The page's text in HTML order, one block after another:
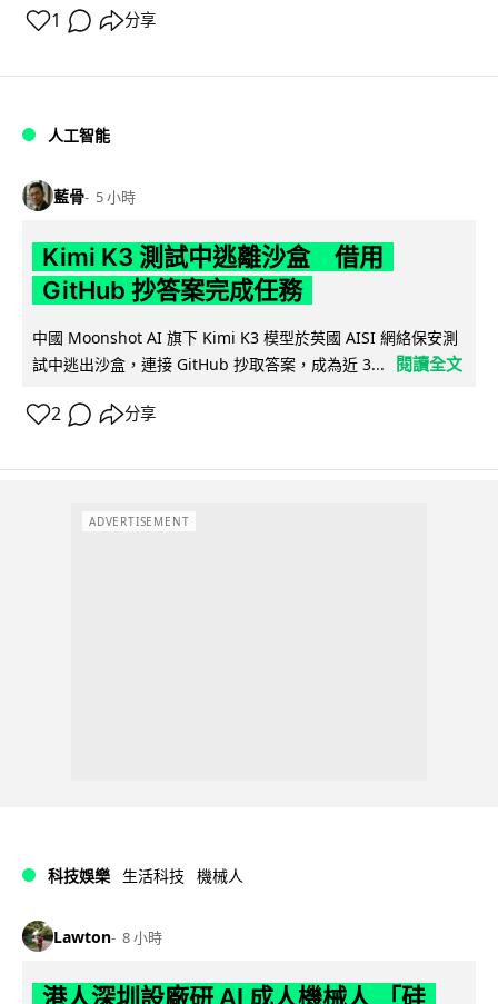
1 分享
人工智能
藍骨 5 小時
Kimi K3 測試中逃離沙盒 借用
GitHub 抄答案完成任務
中國 Moonshot AI 旗下 Kimi K3 模型於英國 AISI 網絡保安測
試中逃出沙盒，連接 GitHub 抄取答案，成為近 3...
閱讀全文
2 分享
ADVERTISEMENT
科技娛樂 生活科技 機械人
Lawton 8 小時
港人深圳設廠研 AI 成人機械人 「硅